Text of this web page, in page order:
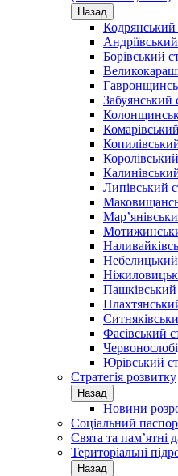
Назад
Кодрянський
Борівський
Забуянський
Липівський
Небелицький
Пашківський
Фасівський
Юрівський
Стратегія розвитку
Назад
Новини
Соціальний
Свята та пам’ятні
Територіальні
Назад